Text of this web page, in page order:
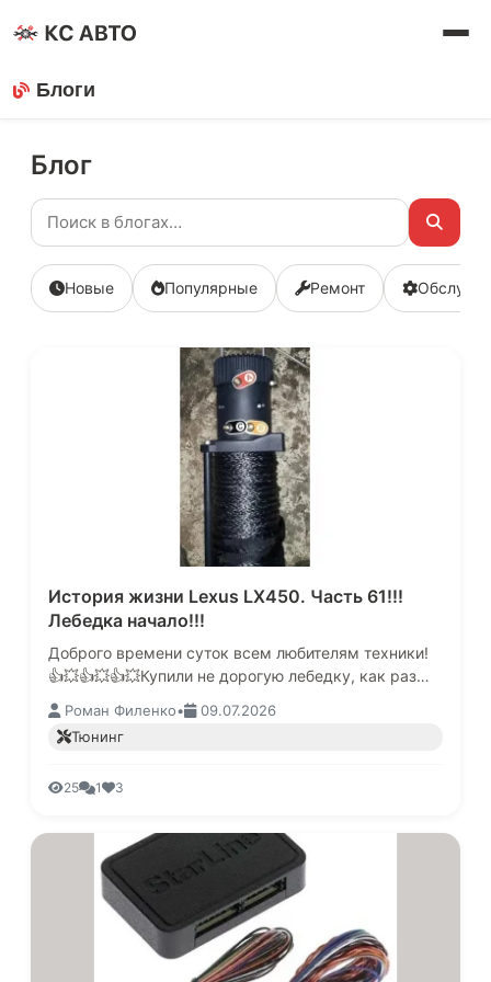
Блоги
Блог
Новые Популярные Ремонт
История жизни Lexus LX450. Часть 61!!!
Лебедка начало!!!
Доброго времени суток всем любителям техники!
👍💥👍💥👍💥Купили не дорогую лебедку, как раз
акция была, много всего к ней прилагалось, стало
интересно и купил вобщем.…
Роман Филенко•
09.07.2026
Тюнинг
25 1 3